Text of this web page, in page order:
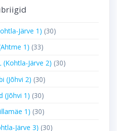
Järve 1) (30)
1) (33)
(Kohtla-Järve 2) (30)
(Jõhvi 2) (30)
(Jõhvi 1) (30)
1) (30)
Järve 3) (30)